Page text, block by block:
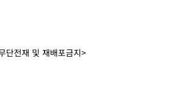
단전재 및 재배포금지>